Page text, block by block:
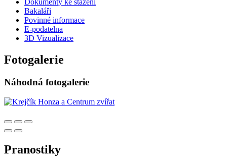
Dokumenty ke stažení
Bakaláři
Povinné informace
E-podatelna
3D Vizualizace
Fotogalerie
Náhodná fotogalerie
Pranostiky